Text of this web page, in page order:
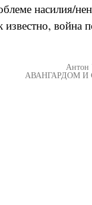
насилия/
война
АВАНГАРДОМ